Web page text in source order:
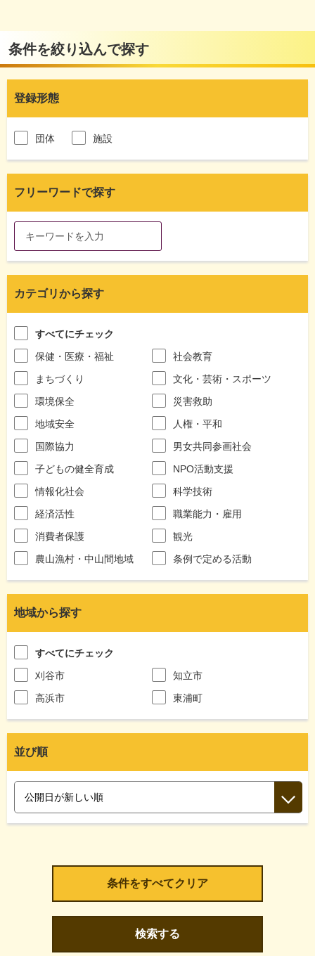
条件を絞り込んで探す
登録形態
団体 施設
フリーワードで探す
カテゴリから探す
すべてにチェック
保健・医療・福祉
社会教育
まちづくり
文化・芸術・スポーツ
環境保全
災害救助
地域安全
人権・平和
国際協力
男女共同参画社会
子どもの健全育成
NPO活動支援
情報化社会
科学技術
経済活性
職業能力・雇用
消費者保護
観光
農山漁村・中山間地域
条例で定める活動
地域から探す
すべてにチェック
刈谷市
知立市
高浜市
東浦町
並び順
検索する